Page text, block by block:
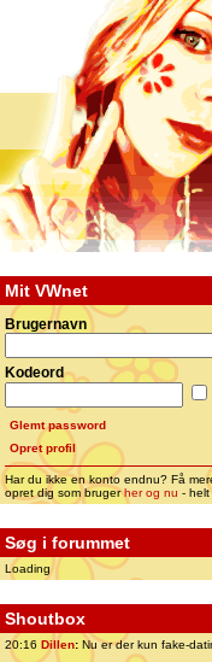
Mit VWnet
Brugernavn
Kodeord
Glemt password
Opret profil
Har du ikke en konto endnu? Få
opret dig som brugerher og nu - helt
Søg i forummet
Loading
Shoutbox
20:16 Dillen: Nu er der kun fake-